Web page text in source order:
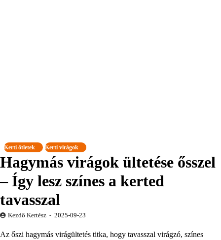
Kerti ötletek Kerti virágok
Hagymás virágok ültetése ősszel
– Így lesz színes a kerted
tavasszal
Kezdő Kertész 2025-09-23
Az őszi hagymás virágültetés titka, hogy tavasszal virágzó, színes